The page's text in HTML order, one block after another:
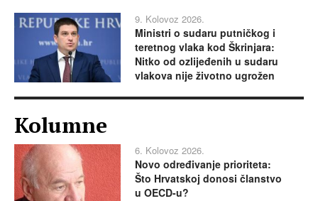
9. Kolovoz 2026.
Ministri o sudaru putničkog i
teretnog vlaka kod Škrinjara:
Nitko od ozlijeđenih u sudaru
vlakova nije životno ugrožen
Kolumne
6. Kolovoz 2026.
Novo određivanje prioriteta:
Što Hrvatskoj donosi članstvo
u OECD-u?